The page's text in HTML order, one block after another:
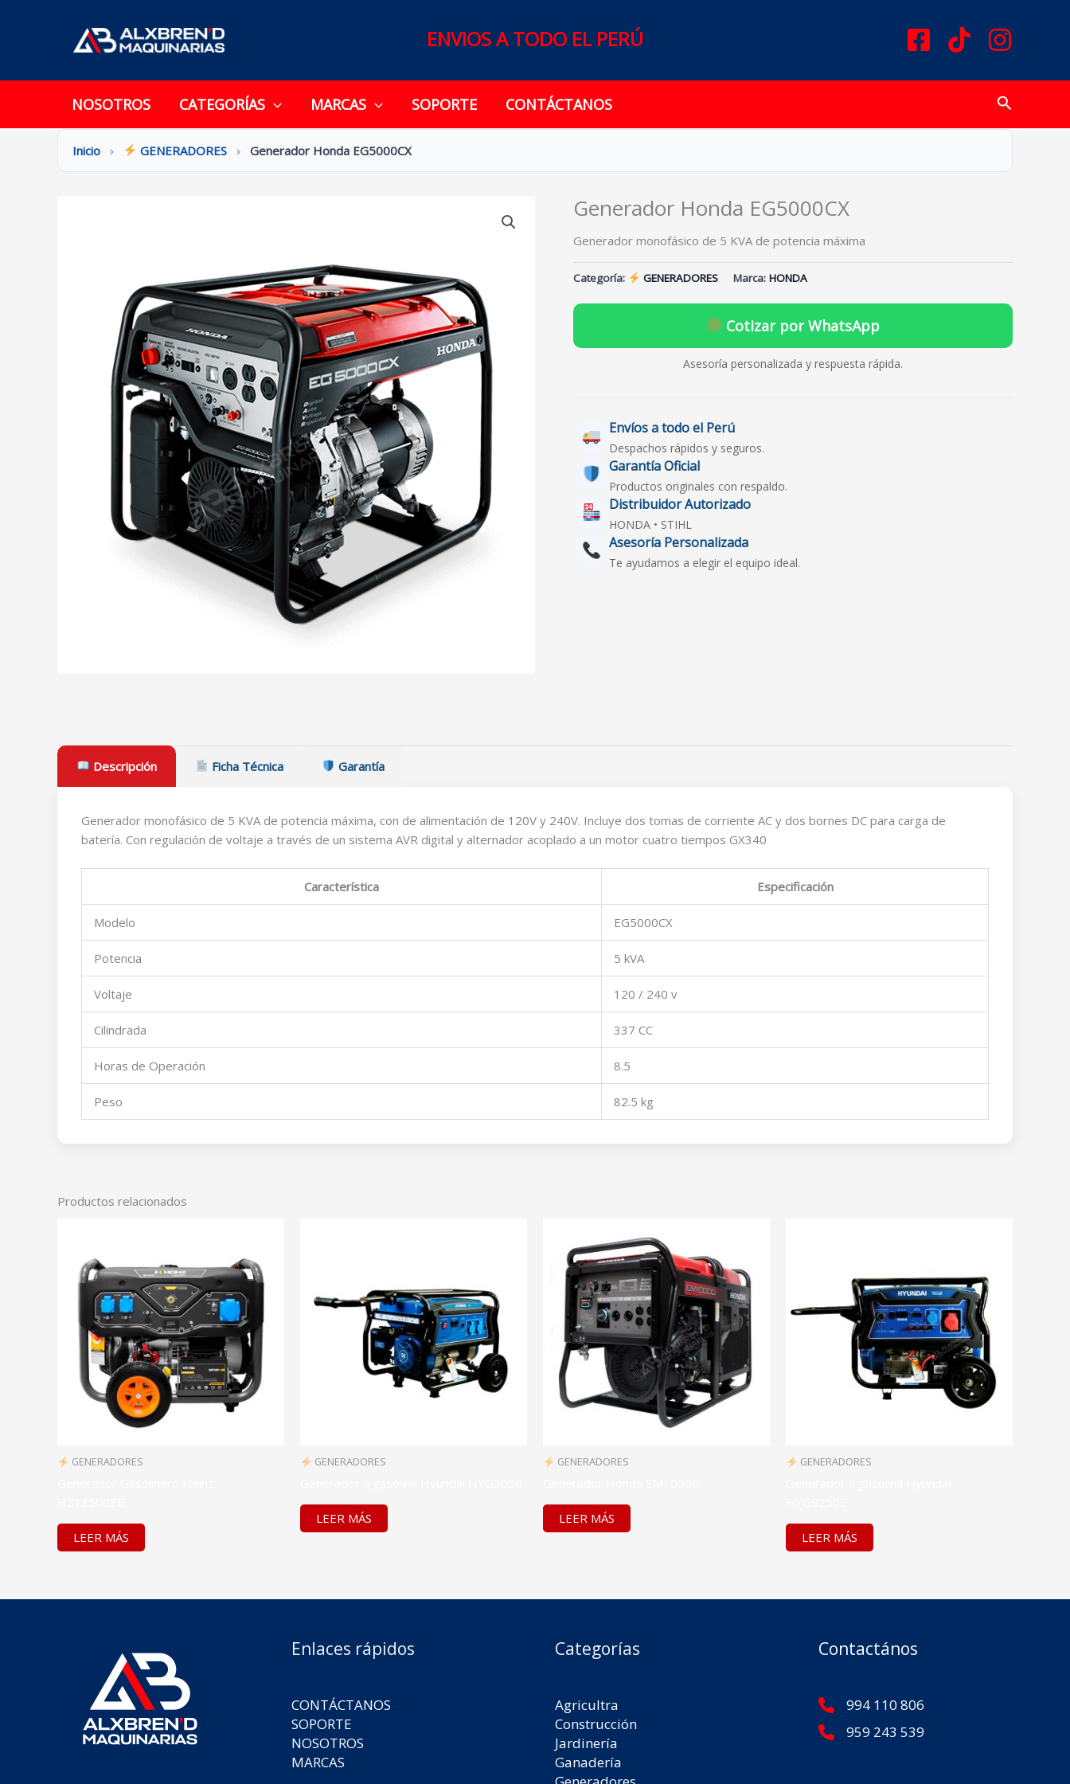
ENVIOS A TODO EL PERÚ
NOSOTROS CATEGORÍAS MARCAS SOPORTE CONTÁCTANOS Buscar
Inicio › GENERADORES › Generador Honda EG5000CX
Generador Honda EG5000CX
Generador monofásico de 5 KVA de potencia máxima
Categoría: GENERADORES Marca:HONDA
Cotizar por WhatsApp
Asesoría personalizada y respuesta rápida.
Envíos a todo el Perú
Despachos rápidos y seguros.
Garantía Oficial
Productos originales con respaldo.
Distribuidor Autorizado
HONDA • STIHL
Asesoría Personalizada
Te ayudamos a elegir el equipo ideal.
Descripción Ficha Técnica Garantía
Generador monofásico de 5 KVA de potencia máxima, con de alimentación de 120V y 240V. Incluye dos tomas de corriente AC y dos bornes DC para carga de
batería. Con regulación de voltaje a través de un sistema AVR digital y alternador acoplado a un motor cuatro tiempos GX340
Característica Especificación
Modelo EG5000CX
Potencia 5 kVA
Voltaje 120 / 240 v
Cilindrada 337 CC
Horas de Operación 8.5
Peso 82.5 kg
Productos relacionados
GENERADORES
LEER MÁS
GENERADORES
LEER MÁS
GENERADORES
LEER MÁS
GENERADORES
LEER MÁS
Enlaces rápidos
CONTÁCTANOS
SOPORTE
NOSOTROS
MARCAS
Categorías
Agricultra
Construcción
Jardinería
Ganadería
Contactános
994 110 806
959 243 539